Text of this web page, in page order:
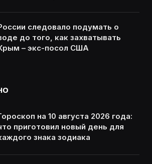
следовало подумать о
до того, как захватывать
– экс-посол США
на 10 августа 2026 года:
приготовил новый день для
знака зодиака